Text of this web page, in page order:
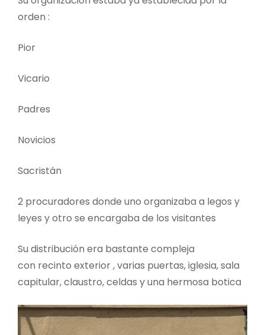
orden :
Pior
Vicario
Padres
Novicios
Sacristán
2 procuradores donde uno organizaba a legos y
leyes y otro se encargaba de los visitantes
Su distribución era bastante compleja
con recinto exterior , varias puertas, iglesia, sala
capitular, claustro, celdas y una hermosa botica